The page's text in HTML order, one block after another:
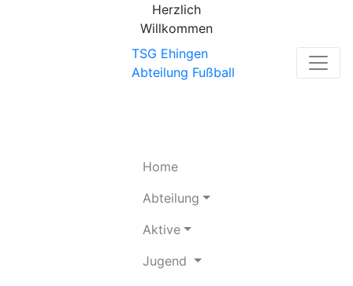
Herzlich
Willkommen
TSG Ehingen
Abteilung Fußball
Home(current)
Abteilung
Aktive
Jugend